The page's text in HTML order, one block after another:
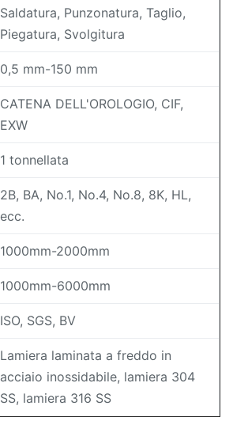
Saldatura, Punzonatura, Taglio,
Piegatura, Svolgitura
0,5 mm-150 mm
CATENA DELL'OROLOGIO, CIF,
EXW
1 tonnellata
2B, BA, No.1, No.4, No.8, 8K, HL,
ecc.
1000mm-2000mm
1000mm-6000mm
ISO, SGS, BV
Lamiera laminata a freddo in
acciaio inossidabile, lamiera 304
SS, lamiera 316 SS